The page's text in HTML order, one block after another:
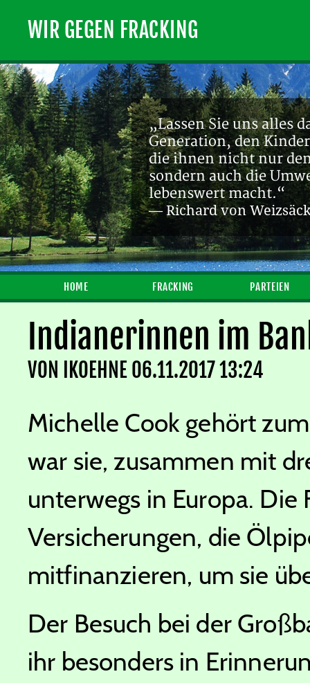
WIR GEGEN FRACKING
„Lassen Sie uns alles
Generation, den
die ihnen nicht nur
sondern auch die
lebenswert macht.“
— Richard von
HOME FRACKING PARTEIEN
Indianerinnen im
VON IKOEHNE06.11.2017 13:24
Michelle Cook gehört
war sie, zusammen mit
unterwegs in Europa. Die
Versicherungen, die
mitfinanzieren, um sie
Der Besuch bei der
ihr besonders in